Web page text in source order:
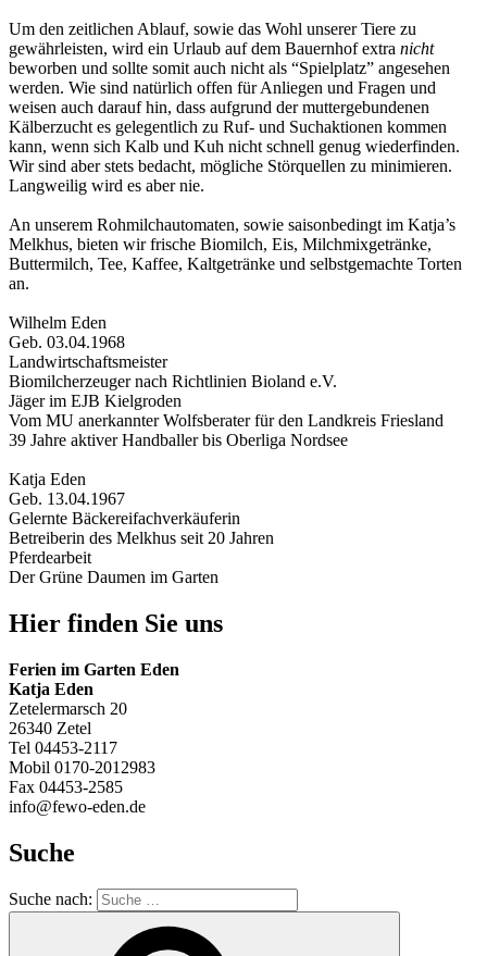
Um den zeitlichen Ablauf, sowie das Wohl unserer Tiere zu
gewährleisten, wird ein Urlaub auf dem Bauernhof extra nicht
beworben und sollte somit auch nicht als “Spielplatz” angesehen
werden. Wie sind natürlich offen für Anliegen und Fragen und
weisen auch darauf hin, dass aufgrund der muttergebundenen
Kälberzucht es gelegentlich zu Ruf- und Suchaktionen kommen
kann, wenn sich Kalb und Kuh nicht schnell genug wiederfinden.
Wir sind aber stets bedacht, mögliche Störquellen zu minimieren.
Langweilig wird es aber nie.
An unserem Rohmilchautomaten, sowie saisonbedingt im Katja’s
Melkhus, bieten wir frische Biomilch, Eis, Milchmixgetränke,
Buttermilch, Tee, Kaffee, Kaltgetränke und selbstgemachte Torten
an.
Wilhelm Eden
Geb. 03.04.1968
Landwirtschaftsmeister
Biomilcherzeuger nach Richtlinien Bioland e.V.
Jäger im EJB Kielgroden
Vom MU anerkannter Wolfsberater für den Landkreis Friesland
39 Jahre aktiver Handballer bis Oberliga Nordsee
Katja Eden
Geb. 13.04.1967
Gelernte Bäckereifachverkäuferin
Betreiberin des Melkhus seit 20 Jahren
Pferdearbeit
Der Grüne Daumen im Garten
Hier finden Sie uns
Ferien im Garten Eden
Katja Eden
Zetelermarsch 20
26340 Zetel
Tel 04453-2117
Mobil 0170-2012983
Fax 04453-2585
info@fewo-eden.de
Suche
Suche nach: